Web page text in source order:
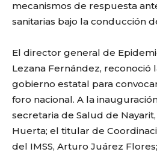
mecanismos de respuesta
sanitarias bajo la conducción
El director general de
Lezana Fernández, reconoció
gobierno estatal para
foro nacional. A la
secretaria de Salud de
Huerta; el titular de
del IMSS, Arturo Juárez